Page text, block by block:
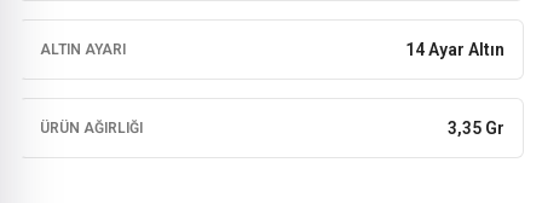
ALTIN AYARI 14 Ayar Altın
ÜRÜN AĞIRLIĞI 3,35 Gr